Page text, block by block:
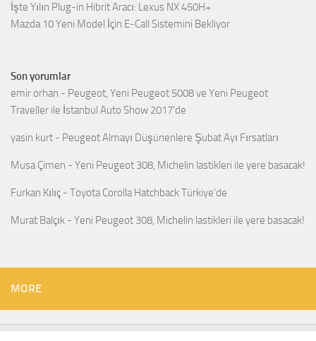
İşte Yılın Plug-in Hibrit Aracı: Lexus NX 450H+
Mazda 10 Yeni Model İçin E-Call Sistemini Bekliyor
Son yorumlar
emir orhan - Peugeot, Yeni Peugeot 5008 ve Yeni Peugeot
Traveller ile İstanbul Auto Show 2017’de
yasin kurt - Peugeot Almayı Düşünenlere Şubat Ayı Fırsatları
Musa Çimen - Yeni Peugeot 308, Michelin lastikleri ile yere basacak!
Furkan Kılıç - Toyota Corolla Hatchback Türkiye’de
Murat Balçık - Yeni Peugeot 308, Michelin lastikleri ile yere basacak!
MORE